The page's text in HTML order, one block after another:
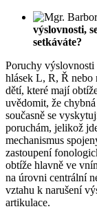
výslovnosti,
setkáváte?
Poruchy výslovnosti
hlásek L, R, Ř nebo
dětí, které mají
uvědomit, že
současně se
poruchám, jelikož
mechanismus
zastoupení
obtíže hlavně ve
na úrovni centrální
vztahu k narušení
artikulace.